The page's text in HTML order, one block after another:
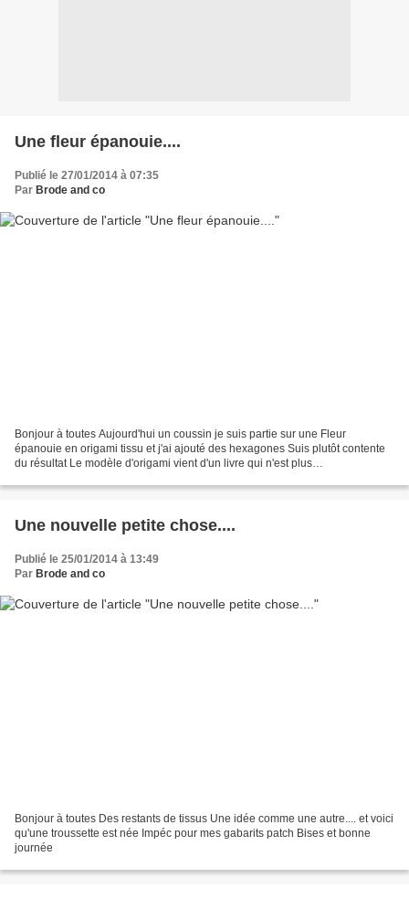
Une fleur épanouie....
Publié le 27/01/2014 à 07:35
Par Brode and co
Bonjour à toutes Aujourd'hui un coussin je suis partie sur une Fleur
épanouie en origami tissu et j'ai ajouté des hexagones Suis plutôt contente
du résultat Le modèle d'origami vient d'un livre qui n'est plus
Une nouvelle petite chose....
Publié le 25/01/2014 à 13:49
Par Brode and co
Bonjour à toutes Des restants de tissus Une idée comme une autre.... et voici
qu'une troussette est née Impéc pour mes gabarits patch Bises et bonne
journée